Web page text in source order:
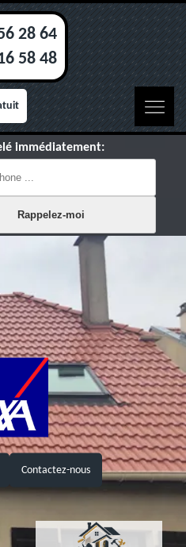
28 64
58 48
immédiatement:
Contactez-nous